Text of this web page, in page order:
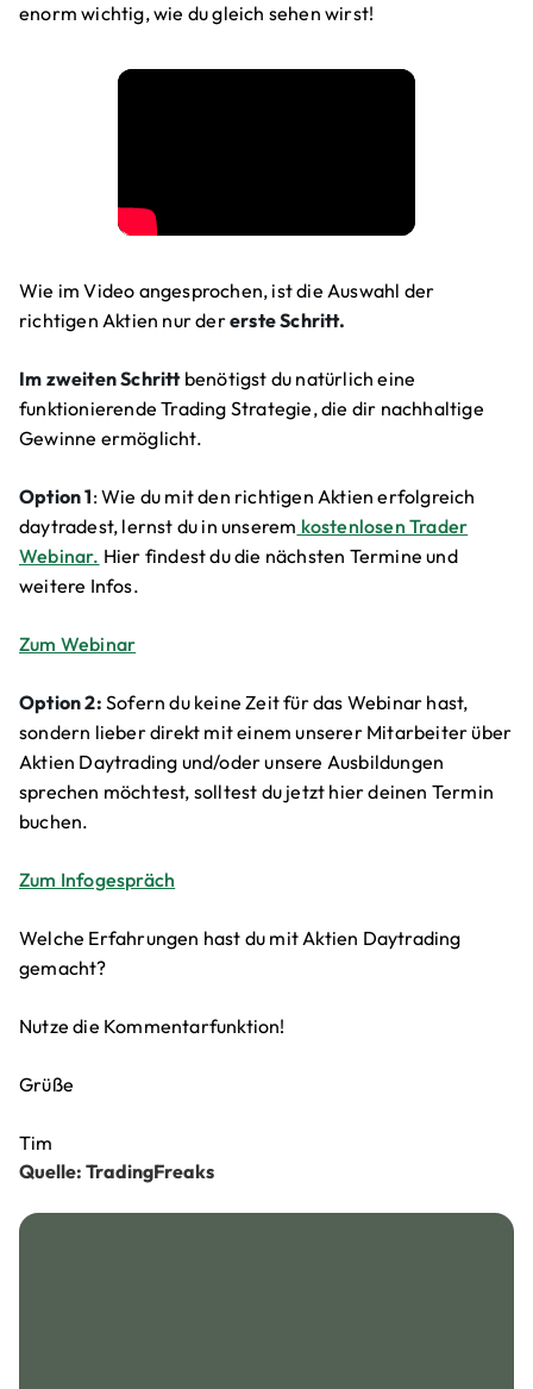
enorm wichtig, wie du gleich sehen wirst!
Wie im Video angesprochen, ist die Auswahl der
richtigen Aktien nur dererste Schritt.
Im zweiten Schritt benötigst du natürlich eine
funktionierende Trading Strategie, die dir nachhaltige
Gewinne ermöglicht.
Option 1: Wie du mit den richtigen Aktien erfolgreich
daytradest, lernst du in unserem kostenlosen Trader
Webinar. Hier findest du die nächsten Termine und
weitere Infos.
Zum Webinar
Option 2: Sofern du keine Zeit für das Webinar hast,
sondern lieber direkt mit einem unserer Mitarbeiter über
Aktien Daytrading und/oder unsere Ausbildungen
sprechen möchtest, solltest du jetzt hier deinen Termin
buchen.
Zum Infogespräch
Welche Erfahrungen hast du mit Aktien Daytrading
gemacht?
Nutze die Kommentarfunktion!
Grüße
Tim
Quelle: TradingFreaks